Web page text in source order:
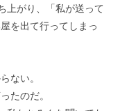
上がり、「私が送って
を出て行ってしまっ
ない。
たのだ。